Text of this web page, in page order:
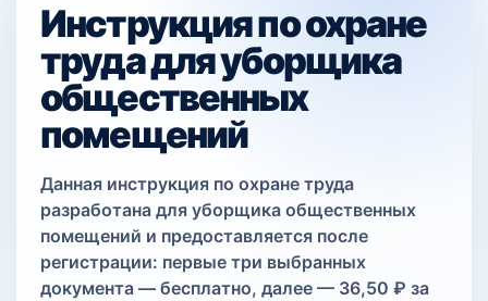
Инструкция по охране
труда для уборщика
общественных
помещений
Данная инструкция по охране труда
разработана для уборщика общественных
помещений и предоставляется после
регистрации: первые три выбранных
документа — бесплатно, далее — 36,50 ₽ за